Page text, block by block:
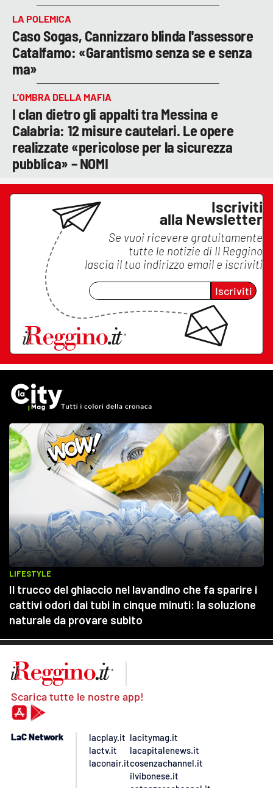
LA POLEMICA
Caso Sogas, Cannizzaro blinda l'assessore
Catalfamo: «Garantismo senza se e senza
ma»
L’OMBRA DELLA MAFIA
I clan dietro gli appalti tra Messina e
Calabria: 12 misure cautelari. Le opere
realizzate «pericolose per la sicurezza
pubblica» – NOMI
Iscriviti
alla Newsletter
Se vuoi ricevere gratuitamente
tutte le notizie di Il Reggino
lascia il tuo indirizzo email e iscriviti
Iscriviti
Scarica tutte le nostre app!
LaC Network
lacplay.it
lactv.it
laconair.it
lacitymag.it
lacapitalenews.it
cosenzachannel.it
ilvibonese.it